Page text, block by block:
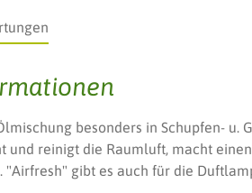
besonders in Schupfen- u.
und reinigt die Raumluft, macht
"Airfresh" gibt es auch für die